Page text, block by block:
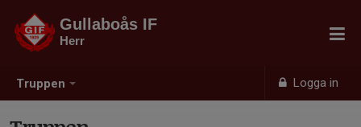
Truppen Logga in
Gullaboås IF
Herr